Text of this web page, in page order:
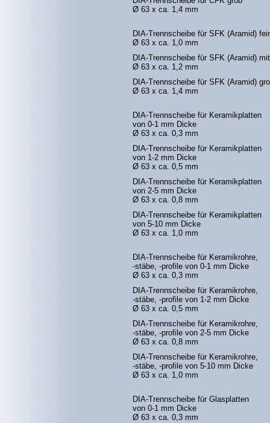
Ø 63 x ca. 1,4 mm
DIA-Trennscheibe für SFK (Aramid)
Ø 63 x ca. 1,0 mm
DIA-Trennscheibe für SFK (Aramid)
Ø 63 x ca. 1,2 mm
DIA-Trennscheibe für SFK (Aramid)
Ø 63 x ca. 1,4 mm
DIA-Trennscheibe für Keramikplatten
von 0-1 mm Dicke
Ø 63 x ca. 0,3 mm
DIA-Trennscheibe für Keramikplatten
von 1-2 mm Dicke
Ø 63 x ca. 0,5 mm
DIA-Trennscheibe für Keramikplatten
von 2-5 mm Dicke
Ø 63 x ca. 0,8 mm
DIA-Trennscheibe für Keramikplatten
von 5-10 mm Dicke
Ø 63 x ca. 1,0 mm
DIA-Trennscheibe für Keramikrohre,
-stäbe, -profile von 0-1 mm Dicke
Ø 63 x ca. 0,3 mm
DIA-Trennscheibe für Keramikrohre,
-stäbe, -profile von 1-2 mm Dicke
Ø 63 x ca. 0,5 mm
DIA-Trennscheibe für Keramikrohre,
-stäbe, -profile von 2-5 mm Dicke
Ø 63 x ca. 0,8 mm
DIA-Trennscheibe für Keramikrohre,
-stäbe, -profile von 5-10 mm Dicke
Ø 63 x ca. 1,0 mm
DIA-Trennscheibe für Glasplatten
von 0-1 mm Dicke
Ø 63 x ca. 0,3 mm